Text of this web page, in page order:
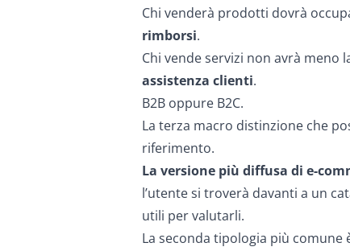
Chi venderà prodotti dovrà
rimborsi.
Chi vende servizi non avrà
assistenza clienti.
B2B oppure B2C.
La terza macro distinzione che
riferimento.
La versione più diffusa di e-
l’utente si troverà davanti a un
utili per valutarli.
La seconda tipologia più comune